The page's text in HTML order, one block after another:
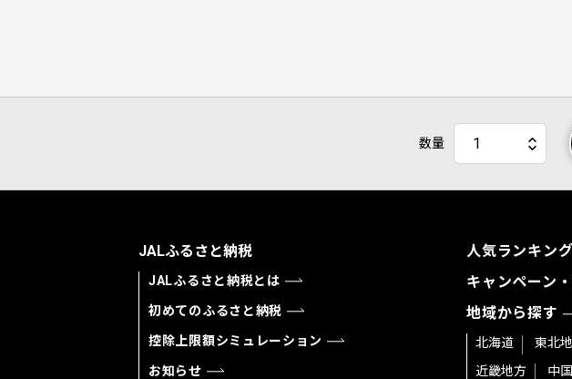
数量
JALふるさと納税
JALふるさと納税とは
初めてのふるさと納税
控除上限額シミュレーション
お知らせ
人気ランキング
キャンペーン
地域から探す
北海道 東北
近畿地方
中